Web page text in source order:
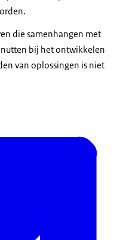
die samenhangen met
bij het ontwikkelen
van oplossingen is niet